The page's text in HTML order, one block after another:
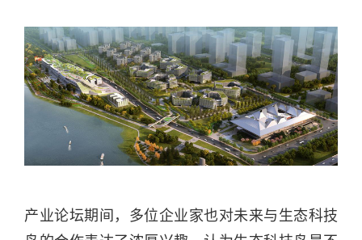
产业论坛期间，多位企业家也对未来与生态科技